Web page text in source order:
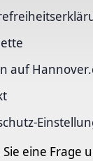
auf
eine Frage